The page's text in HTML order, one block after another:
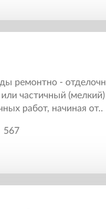
ремонтно -
частичный (мелкий)
работ, начиная от..
567